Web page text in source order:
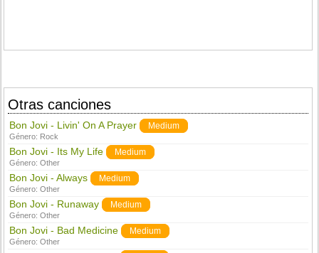
Otras canciones
Bon Jovi - Livin' On A Prayer Medium
Género: Rock
Bon Jovi - Its My Life Medium
Género:Other
Bon Jovi - Always Medium
Género:Other
Bon Jovi - Runaway Medium
Género:Other
Bon Jovi - Bad Medicine Medium
Género:Other